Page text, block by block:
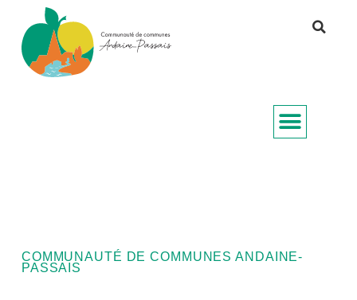
COMMUNAUTÉ DE COMMUNES ANDAINE-
PASSAIS